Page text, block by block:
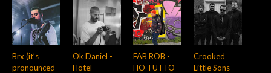
Brx (it’s
pronounced
Ok Daniel -
Hotel
FAB ROB -
HO TUTTO
Crooked
Little Sons -